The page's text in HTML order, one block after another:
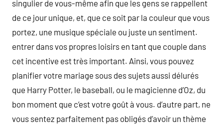
singulier de vous-même afin que les gens se rappellent
de ce jour unique, et, que ce soit par la couleur que vous
portez, une musique spéciale ou juste un sentiment.
entrer dans vos propres loisirs en tant que couple dans
cet incentive est très important. Ainsi, vous pouvez
planifier votre mariage sous des sujets aussi délurés
que Harry Potter, le baseball, ou le magicienne d’Oz, du
bon moment que c’est votre goût à vous. d’autre part, ne
vous sentez parfaitement pas obligés d’avoir un thème